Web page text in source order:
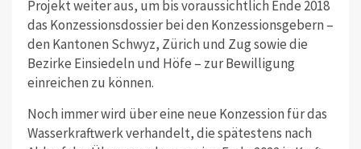
Projekt weiter aus, um bis voraussichtlich Ende 2018
das Konzessionsdossier bei den Konzessionsgebern –
den Kantonen Schwyz, Zürich und Zug sowie die
Bezirke Einsiedeln und Höfe – zur Bewilligung
einreichen zu können.
Noch immer wird über eine neue Konzession für das
Wasserkraftwerk verhandelt, die spätestens nach